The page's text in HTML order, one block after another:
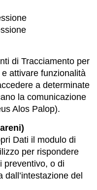
di Tracciamento per
attivare funzionalità
a determinate
la comunicazione
Alos Palop).
Dati il modulo di
per rispondere
preventivo, o di
del